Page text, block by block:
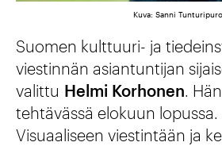
Kuva: Sanni Tunturipuro
Suomen kulttuuri- ja
viestinnän asiantuntijan
valittu Helmi Korhonen.
tehtävässä elokuun lopussa.
Visuaaliseen viestintään ja